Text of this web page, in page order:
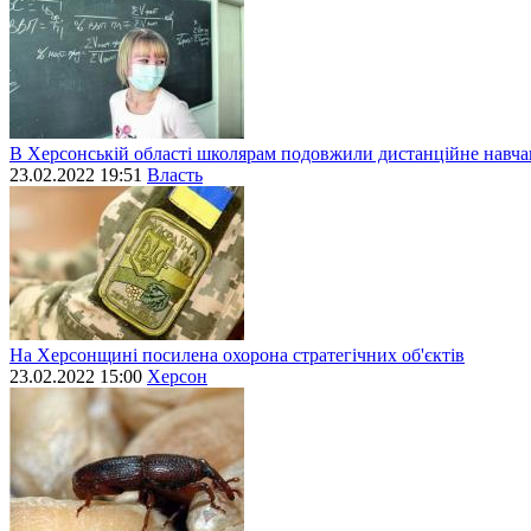
В Херсонській області школярам подовжили дистанційне
23.02.2022 19:51 Власть
На Херсонщині посилена охорона стратегічних об'єктів
23.02.2022 15:00 Херсон